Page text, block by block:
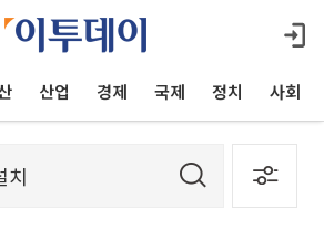
산업 경제 국제 정치 사회